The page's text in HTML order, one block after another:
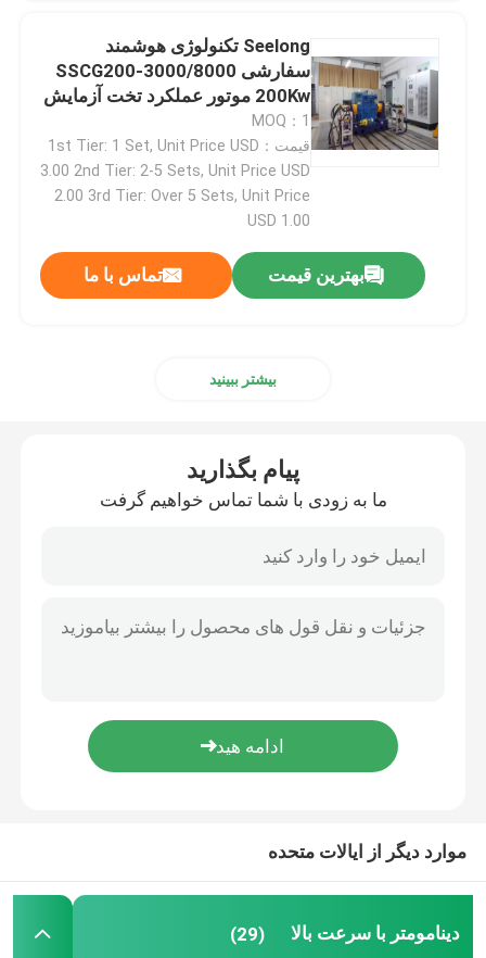
میز تست موتور
سنسور فشار دقیق
تست نیمکت گیربکس
ماژول دستیابی اطلاعات قابل حمل
Seelong تکنولوژی هوشمند
سفارشی SSCG200-3000/8000
200Kw موتور عملکرد تخت آزمایش
Dyno
MOQ：1
قیمت：1st Tier: 1 Set, Unit Price USD
3.00 2nd Tier: 2-5 Sets, Unit Price USD
2.00 3rd Tier: Over 5 Sets, Unit Price
USD 1.00
بهترین قیمت تماس با ما
بیشتر ببینید
پیام بگذارید
ما به زودی با شما تماس خواهیم گرفت
موارد دیگر از ایالات متحده
دینامومتر با سرعت بالا (29)